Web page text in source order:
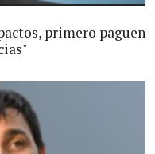
primero paguen